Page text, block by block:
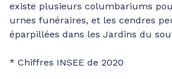
existe plusieurs columbariums
urnes funéraires, et les cendres
éparpillées dans les Jardins du
* Chiffres INSEE de 2020